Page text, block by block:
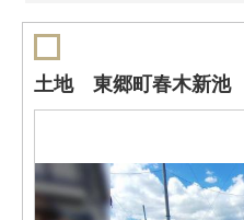
土地 東郷町春木新池